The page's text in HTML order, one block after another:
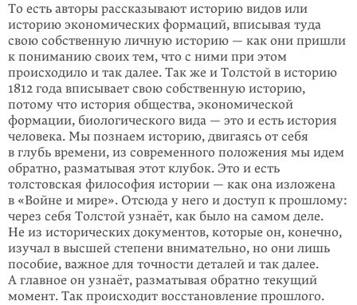
То есть авторы рассказывают историю видов или
историю экономических фор­маций, вписывая туда
свою собственную личную историю — как они пришли
к пониманию своих тем, что с ними при этом
происходило и так далее. Так же и Толстой в историю
1812 года вписывает свою собственную историю,
потому что история общества, экономической
формации, биологического вида — это и есть история
человека. Мы познаем историю, двигаясь от себя
в глубь време­ни, из современного положения мы идем
обратно, разматывая этот клубок. Это и есть
толстовская философия истории — как она изложена
в «Войне и мире». Отсюда у него и доступ к прошлому:
через себя Толстой узнаёт, как было на са­мом деле.
Не из исторических документов, которые он, конечно,
изучал в выс­шей степени внимательно, но они лишь
пособие, важное для точности деталей и так далее.
А главное он узнаёт, разматывая обратно текущий
момент. Так про­исходит восстановление прошлого.